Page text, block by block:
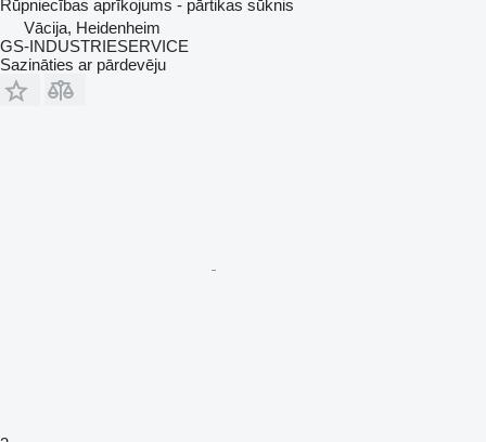
Rūpniecības aprīkojums - pārtikas sūknis
Vācija, Heidenheim
GS-INDUSTRIESERVICE
Sazināties ar pārdevēju